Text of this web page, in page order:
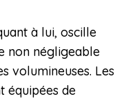
à lui, oscille
non négligeable
volumineuses. Les
équipées de